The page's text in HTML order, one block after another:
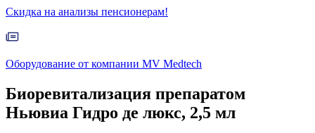
Скидка на анализы пенсионерам!
Оборудование от компании MV Medtech
Биоревитализация препаратом
Ньювиа Гидро де люкс, 2,5 мл